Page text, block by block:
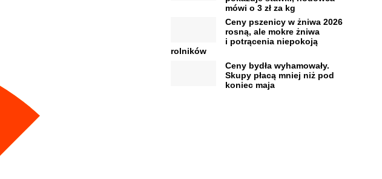
mówi o 3 zł za kg
Ceny pszenicy w żniwa 2026
rosną, ale mokre żniwa
i potrącenia niepokoją
rolników
Ceny bydła wyhamowały.
Skupy płacą mniej niż pod
koniec maja